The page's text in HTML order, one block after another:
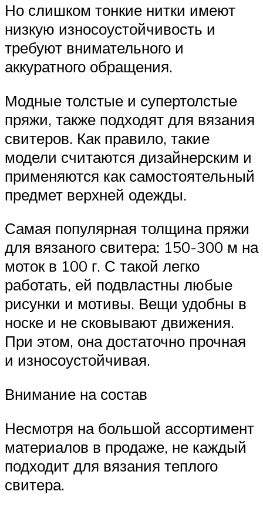
Но слишком тонкие нитки имеют
низкую износоустойчивость и
требуют внимательного и
аккуратного обращения.
Модные толстые и супертолстые
пряжи, также подходят для вязания
свитеров. Как правило, такие
модели считаются дизайнерским и
применяются как самостоятельный
предмет верхней одежды.
Самая популярная толщина пряжи
для вязаного свитера: 150-300 м на
моток в 100 г. С такой легко
работать, ей подвластны любые
рисунки и мотивы. Вещи удобны в
носке и не сковывают движения.
При этом, она достаточно прочная
и износоустойчивая.
Внимание на состав
Несмотря на большой ассортимент
материалов в продаже, не каждый
подходит для вязания теплого
свитера.